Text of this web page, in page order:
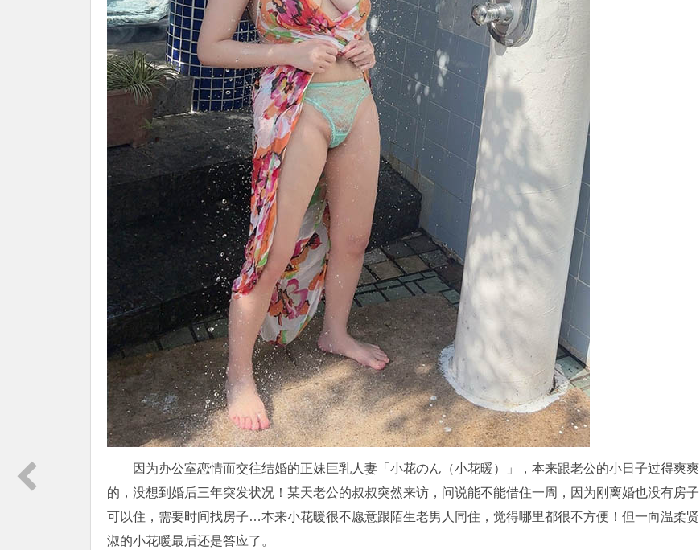
因为办公室恋情而交往结婚的正妹巨乳人妻「小花のん（小花暖）」，本来跟老公的小日子过得爽爽
的，没想到婚后三年突发状况！某天老公的叔叔突然来访，问说能不能借住一周，因为刚离婚也没有房子
可以住，需要时间找房子…本来小花暖很不愿意跟陌生老男人同住，觉得哪里都很不方便！但一向温柔贤
淑的小花暖最后还是答应了。